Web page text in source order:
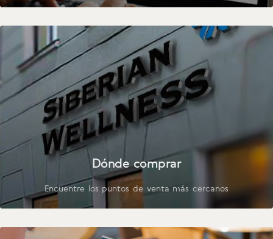
Dónde comprar
Encuentre los puntos de venta más cercanos